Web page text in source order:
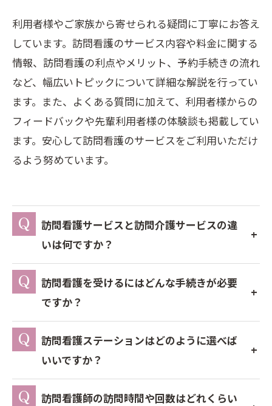
利用者様やご家族から寄せられる疑問に丁寧にお答え
しています。訪問看護のサービス内容や料金に関する
情報、訪問看護の利点やメリット、予約手続きの流れ
など、幅広いトピックについて詳細な解説を行ってい
ます。また、よくある質問に加えて、利用者様からの
フィードバックや先輩利用者様の体験談も掲載してい
ます。安心して訪問看護のサービスをご利用いただけ
るよう努めています。
訪問看護サービスと訪問介護サービスの違
いは何ですか？
訪問看護を受けるにはどんな手続きが必要
ですか？
訪問看護ステーションはどのように選べば
いいですか？
訪問看護師の訪問時間や回数はどれくらい